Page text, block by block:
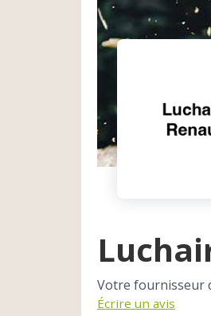
Votre fournisseur
Écrire un avis